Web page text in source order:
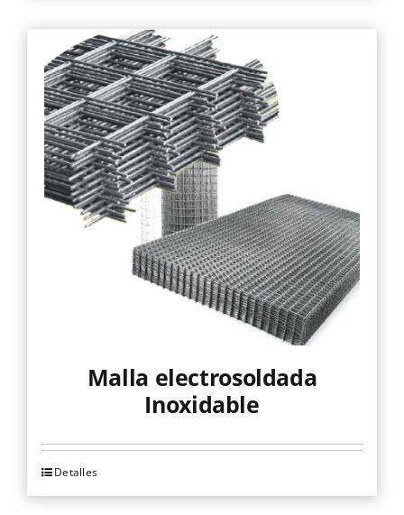
Malla electrosoldada
Inoxidable
Este
producto
Detalles